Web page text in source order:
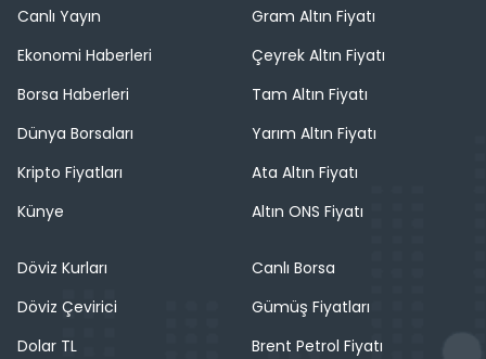
Canlı Yayın
Ekonomi Haberleri
Borsa Haberleri
Dünya Borsaları
Kripto Fiyatları
Künye
Gram Altın Fiyatı
Çeyrek Altın Fiyatı
Tam Altın Fiyatı
Yarım Altın Fiyatı
Ata Altın Fiyatı
Altın ONS Fiyatı
Döviz Kurları
Döviz Çevirici
Dolar TL
Canlı Borsa
Gümüş Fiyatları
Brent Petrol Fiyatı